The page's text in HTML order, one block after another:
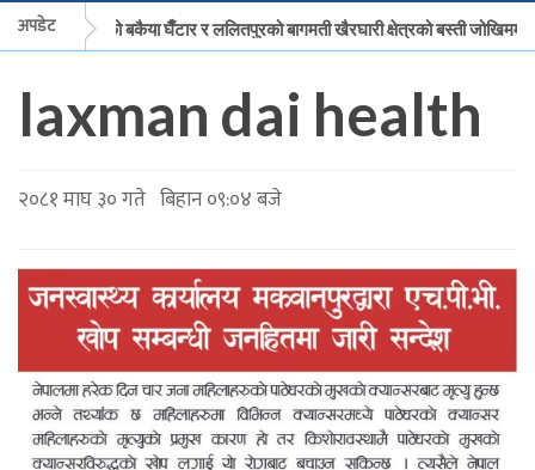
अपडेट
मकवानपुरको बकैया घैँटार र ललितपुरको बागमती खैरघारी क्षेत्रको बस्ती जोखिममा
मकवानपुरको बकैया घैँटार र ललितपुरको बागमती खैरघारी क्षेत्रको बस्ती जोखिममा
laxman dai health
२०८१ माघ ३० गते बिहान ०९:०४ बजे